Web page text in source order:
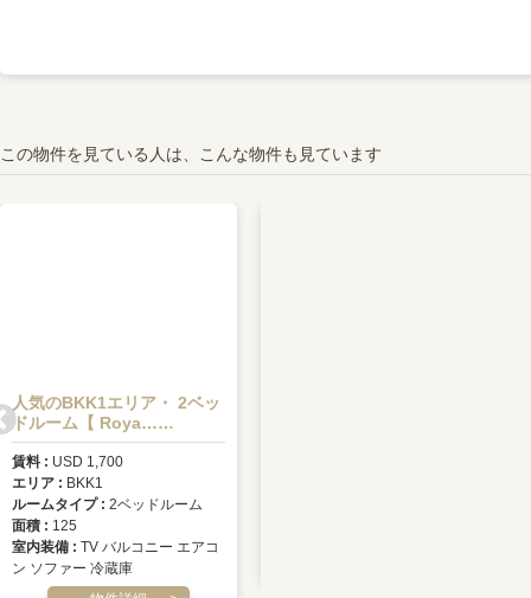
この物件を見ている人は、こんな物件も見ています
人気のBKK1エリア・ 2ベッ
ドルーム【 Roya……
賃料
USD 1,700
エリア
BKK1
ルームタイプ
2ベッドルーム
面積
125
室内装備
TV バルコニー エアコ
ン ソファー 冷蔵庫